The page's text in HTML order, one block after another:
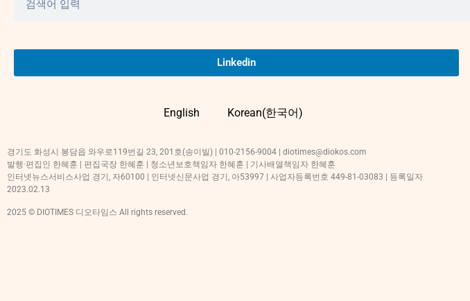
Linkedin
English Korean(한국어)
경기도 화성시 봉담읍 와우로119번길 23, 201호(송이빌) | 010-2156-9004 | diotimes@diokos.com
발행·편집인 한혜훈 | 편집국장 한혜훈 | 청소년보호책임자 한혜훈 | 기사배열책임자 한혜훈
인터넷뉴스서비스사업 경기, 자60100 | 인터넷신문사업 경기, 아53997 | 사업자등록번호 449-81-03083 | 등록일자
2023.02.13
2025 © DIOTIMES 디오타임스 All rights reserved.